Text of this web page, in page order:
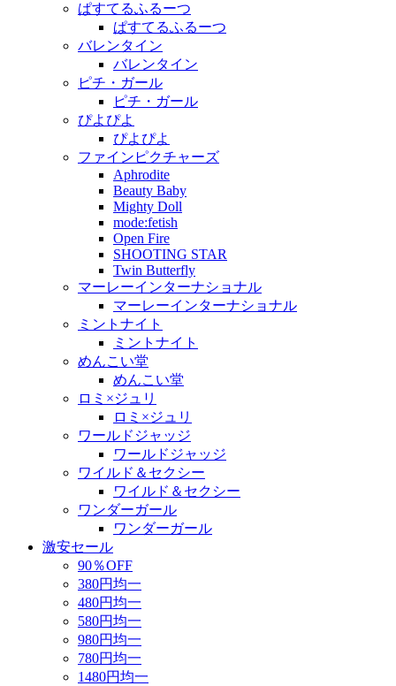
ぱすてるふるーつ
ぱすてるふるーつ
バレンタイン
バレンタイン
ピチ・ガール
ピチ・ガール
ぴよぴよ
ぴよぴよ
ファインピクチャーズ
Aphrodite
Beauty Baby
Mighty Doll
mode:fetish
Open Fire
SHOOTING STAR
Twin Butterfly
マーレーインターナショナル
マーレーインターナショナル
ミントナイト
ミントナイト
めんこい堂
めんこい堂
ロミ×ジュリ
ロミ×ジュリ
ワールドジャッジ
ワールドジャッジ
ワイルド＆セクシー
ワイルド＆セクシー
ワンダーガール
ワンダーガール
激安セール
90％OFF
380円均一
480円均一
580円均一
980円均一
780円均一
1480円均一